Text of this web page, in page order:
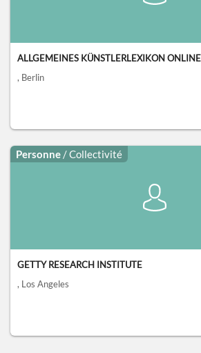
ALLGEMEINES KÜNSTLERLEXIKON ONLINE
, Berlin
Personne / Collectivité
GETTY RESEARCH INSTITUTE
, Los Angeles